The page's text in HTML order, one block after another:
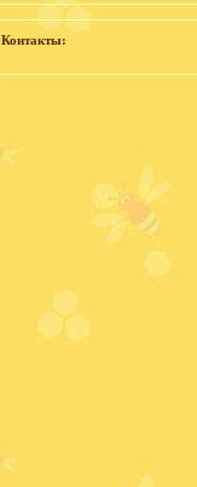
Контакты: